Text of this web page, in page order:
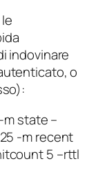
indovinare
o
m state –
-m recent
5 –rttl